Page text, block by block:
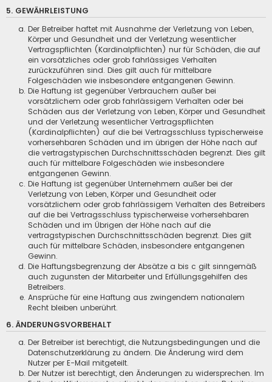
5. GEWÄHRLEISTUNG
Der Betreiber haftet mit Ausnahme der Verletzung von Leben,
Körper und Gesundheit und der Verletzung wesentlicher
Vertragspflichten (Kardinalpflichten) nur für Schäden, die auf
ein vorsätzliches oder grob fahrlässiges Verhalten
zurückzuführen sind. Dies gilt auch für mittelbare
Folgeschäden wie insbesondere entgangenen Gewinn.
Die Haftung ist gegenüber Verbrauchern außer bei
vorsätzlichem oder grob fahrlässigem Verhalten oder bei
Schäden aus der Verletzung von Leben, Körper und Gesundheit
und der Verletzung wesentlicher Vertragspflichten
(Kardinalpflichten) auf die bei Vertragsschluss typischerweise
vorhersehbaren Schäden und im übrigen der Höhe nach auf
die vertragstypischen Durchschnittsschäden begrenzt. Dies gilt
auch für mittelbare Folgeschäden wie insbesondere
entgangenen Gewinn.
Die Haftung ist gegenüber Unternehmern außer bei der
Verletzung von Leben, Körper und Gesundheit oder
vorsätzlichem oder grob fahrlässigem Verhalten des Betreibers
auf die bei Vertragsschluss typischerweise vorhersehbaren
Schäden und im Übrigen der Höhe nach auf die
vertragstypischen Durchschnittsschäden begrenzt. Dies gilt
auch für mittelbare Schäden, insbesondere entgangenen
Gewinn.
Die Haftungsbegrenzung der Absätze a bis c gilt sinngemäß
auch zugunsten der Mitarbeiter und Erfüllungsgehilfen des
Betreibers.
Ansprüche für eine Haftung aus zwingendem nationalem
Recht bleiben unberührt.
6. ÄNDERUNGSVORBEHALT
Der Betreiber ist berechtigt, die Nutzungsbedingungen und die
Datenschutzerklärung zu ändern. Die Änderung wird dem
Nutzer per E-Mail mitgeteilt.
Der Nutzer ist berechtigt, den Änderungen zu widersprechen. Im